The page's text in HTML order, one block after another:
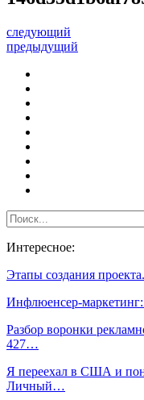
следующий
предыдущий
Интересное:
Этапы создания
Инфлюенсер-маркетинг:
Разбор воронки
427…
Я переехал в США и
Личный…